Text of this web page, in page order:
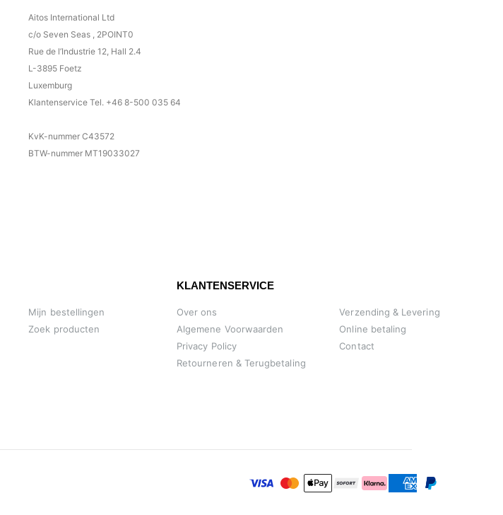
Aitos International Ltd
c/o Seven Seas , 2POINT0
Rue de l’Industrie 12, Hall 2.4
L-3895 Foetz
Luxemburg
Klantenservice Tel. +46 8-500 035 64
KvK-nummer C43572
BTW-nummer MT19033027
Mijn bestellingen
Zoek producten
KLANTENSERVICE
Over ons
Algemene Voorwaarden
Privacy Policy
Retourneren & Terugbetaling
Verzending & Levering
Online betaling
Contact